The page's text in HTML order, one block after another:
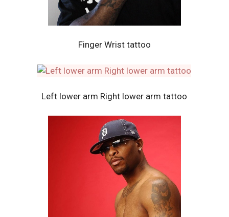
Finger Wrist tattoo
Left lower arm Right lower arm tattoo